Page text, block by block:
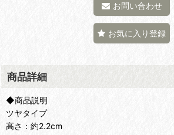
お問い合わせ
お気に入り登録
商品詳細
◆商品説明
ツヤタイプ
高さ：約2.2cm